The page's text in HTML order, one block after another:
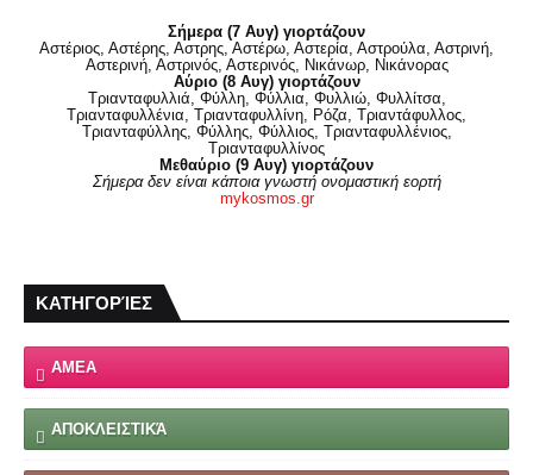
Σήμερα (7 Αυγ) γιορτάζουν
Αστέριος, Αστέρης, Αστρης, Αστέρω, Αστερία, Αστρούλα, Αστρινή,
Αστερινή, Αστρινός, Αστερινός, Νικάνωρ, Νικάνορας
Αύριο (8 Αυγ) γιορτάζουν
Τριανταφυλλιά, Φύλλη, Φύλλια, Φυλλιώ, Φυλλίτσα,
Τριανταφυλλένια, Τριανταφυλλίνη, Ρόζα, Τριαντάφυλλος,
Τριανταφύλλης, Φύλλης, Φύλλιος, Τριανταφυλλένιος,
Τριανταφυλλίνος
Μεθαύριο (9 Αυγ) γιορτάζουν
Σήμερα δεν είναι κάποια γνωστή ονομαστική εορτή
mykosmos.gr
ΚΑΤΗΓΟΡΊΕΣ
ΑΜΕΑ
ΑΠΟΚΛΕΙΣΤΙΚΆ